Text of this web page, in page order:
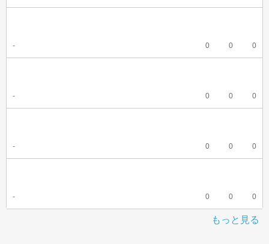
- 0 0 0
- 0 0 0
- 0 0 0
- 0 0 0
もっと見る